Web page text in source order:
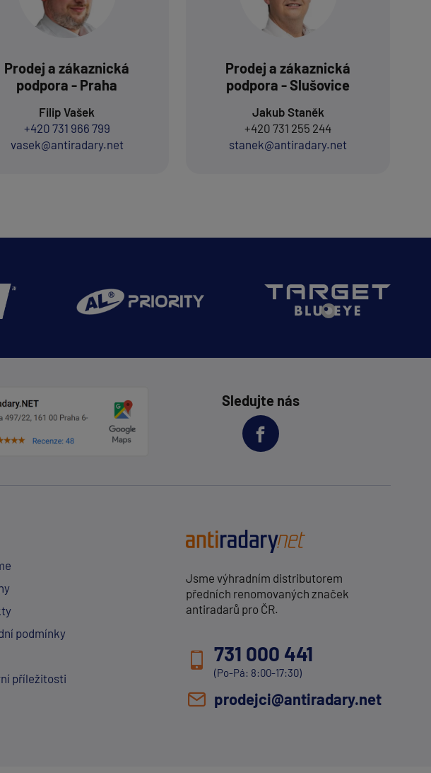
Prodej a zákaznická
podpora - Praha
Filip Vašek
+420 731 966 799
vasek@antiradary.net
Prodej a zákaznická
podpora - Slušovice
Jakub Staněk
+420 731 255 244
stanek@antiradary.net
Sledujte nás
podmínky
příležitosti
Jsme výhradním distributorem
předních renomovaných značek
antiradarů pro ČR.
731 000 441
(Po-Pá: 8:00-17:30)
prodejci@antiradary.net